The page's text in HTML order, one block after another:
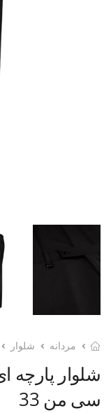
مردانه شلوار
شلوار
سی من 33